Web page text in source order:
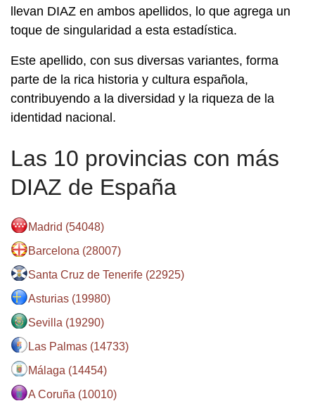
llevan DIAZ en ambos apellidos, lo que agrega un
toque de singularidad a esta estadística.
Este apellido, con sus diversas variantes, forma
parte de la rica historia y cultura española,
contribuyendo a la diversidad y la riqueza de la
identidad nacional.
Las 10 provincias con más
DIAZ de España
Madrid (54048)
Barcelona (28007)
Santa Cruz de Tenerife (22925)
Asturias (19980)
Sevilla (19290)
Las Palmas (14733)
Málaga (14454)
A Coruña (10010)